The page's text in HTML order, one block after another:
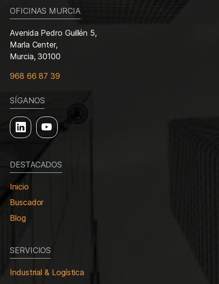
OFICINAS MURCIA
Avenida Pedro Guillén 5,
Marla Center,
Murcia, 30100
968 66 87 39
SÍGANOS
DESTACADOS
Inicio
Buscador
Blog
SERVICIOS
Industrial & Logística